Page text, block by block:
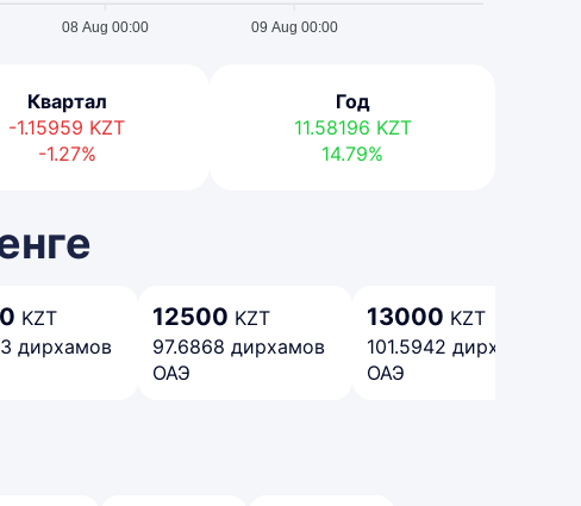
08 Aug 00:00 09 Aug 00:00
Квартал
-1.15959 KZT
-1.27%
Год
11.58196 KZT
14.79%
KZT
дирхамов
12500 KZT
97.6868 дирхамов
ОАЭ
13000 KZT
101.5942 дирхамов
ОАЭ